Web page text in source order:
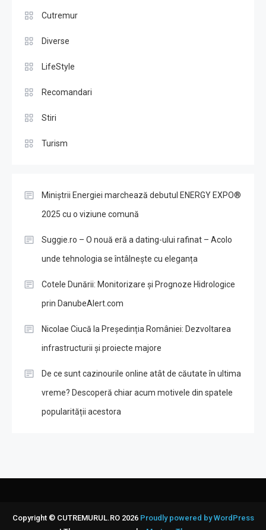
Cutremur
Diverse
LifeStyle
Recomandari
Stiri
Turism
Miniștrii Energiei marchează debutul ENERGY EXPO®
2025 cu o viziune comună
Suggie.ro – O nouă eră a dating-ului rafinat – Acolo
unde tehnologia se întâlnește cu eleganța
Cotele Dunării: Monitorizare și Prognoze Hidrologice
prin DanubeAlert.com
Nicolae Ciucă la Președinția României: Dezvoltarea
infrastructurii și proiecte majore
De ce sunt cazinourile online atât de căutate în ultima
vreme? Descoperă chiar acum motivele din spatele
popularității acestora
Copyright © CUTREMURUL.RO 2026 Proudly powered by WordPress